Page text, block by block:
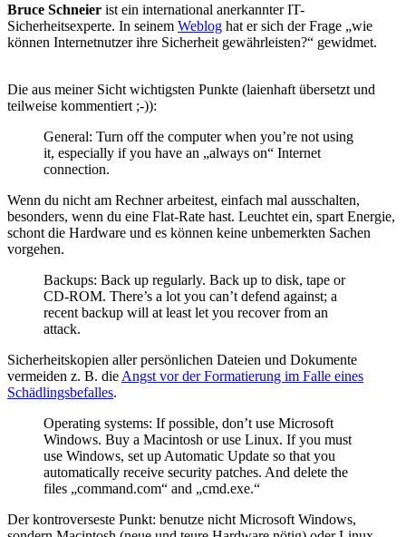
Bruce Schneier ist ein international anerkannter IT-
Sicherheitsexperte. In seinem Weblog hat er sich der Frage „wie
können Internetnutzer ihre Sicherheit gewährleisten?“ gewidmet.
Die aus meiner Sicht wichtigsten Punkte (laienhaft übersetzt und
teilweise kommentiert ;-)):
General: Turn off the computer when you’re not using
it, especially if you have an „always on“ Internet
connection.
Wenn du nicht am Rechner arbeitest, einfach mal ausschalten,
besonders, wenn du eine Flat-Rate hast. Leuchtet ein, spart Energie,
schont die Hardware und es können keine unbemerkten Sachen
vorgehen.
Backups: Back up regularly. Back up to disk, tape or
CD-ROM. There’s a lot you can’t defend against; a
recent backup will at least let you recover from an
attack.
Sicherheitskopien aller persönlichen Dateien und Dokumente
vermeiden z. B. die Angst vor der Formatierung im Falle eines
Schädlingsbefalles.
Operating systems: If possible, don’t use Microsoft
Windows. Buy a Macintosh or use Linux. If you must
use Windows, set up Automatic Update so that you
automatically receive security patches. And delete the
files „command.com“ and „cmd.exe.“
Der kontroverseste Punkt: benutze nicht Microsoft Windows,